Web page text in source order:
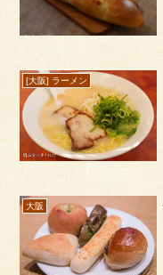
[大阪] ラーメン
大阪